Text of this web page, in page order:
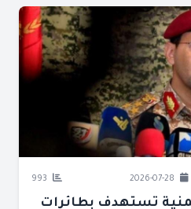
تستهدف بطائرات